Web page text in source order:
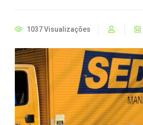
1037 Visualizações